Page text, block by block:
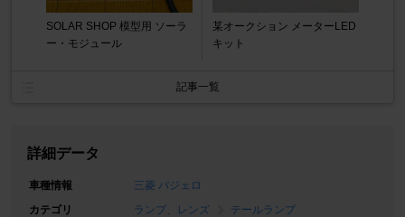
SOLAR SHOP 模型用 ソーラ
ー・モジュール
某オークション メーターLED
キット
記事一覧
詳細データ
車種情報
三菱 パジェロ
カテゴリ
ランプ、レンズ
テールランプ